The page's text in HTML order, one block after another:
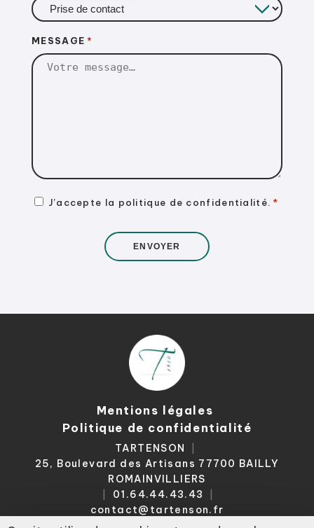
MESSAGE *
RGPDJ’accepte la politique de confidentialité. *
Mentions légales
Politique de confidentialité
TARTENSON
25, Boulevard des Artisans 77700 BAILLY
ROMAINVILLIERS
01.64.44.43.43
contact@tartenson.fr